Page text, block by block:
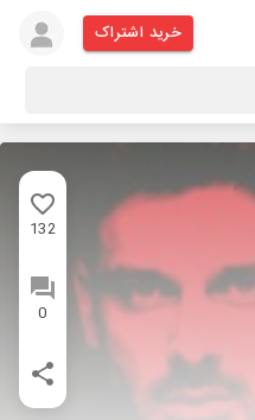
خرید اشتراک
132
0